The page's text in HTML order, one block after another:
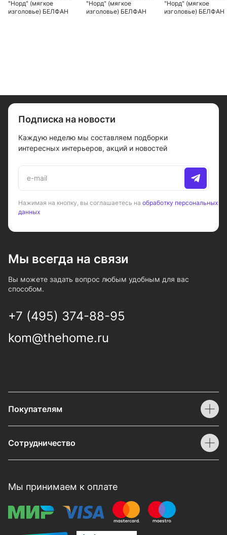
"Норд" (мягкое
изголовье) БЕЛФАН
"Норд" (мягкое
изголовье) БЕЛФАН
"Норд" (мягкое
изголовье) БЕЛФАН
Подписка на новости
Каждую неделю мы составляем подборки
интересных интерьеров, акций и новостей
Нажимая на кнопку, вы соглашаетесь на обработку персональных
данных
Мы всегда на связи
Вы можете задать вопрос любым удобным для вас
способом.
+7 (495) 374-88-95
kom@thehome.ru
Покупателям
Сотрудничество
Мы принимаем к оплате